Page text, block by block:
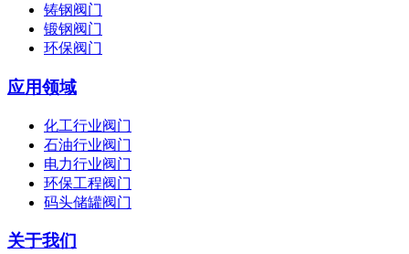
铸钢阀门
锻钢阀门
环保阀门
应用领域
化工行业阀门
石油行业阀门
电力行业阀门
环保工程阀门
码头储罐阀门
关于我们